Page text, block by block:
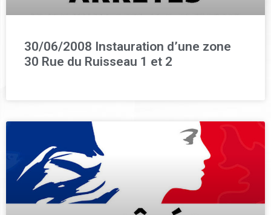
30/06/2008 Instauration d’une zone
30 Rue du Ruisseau 1 et 2